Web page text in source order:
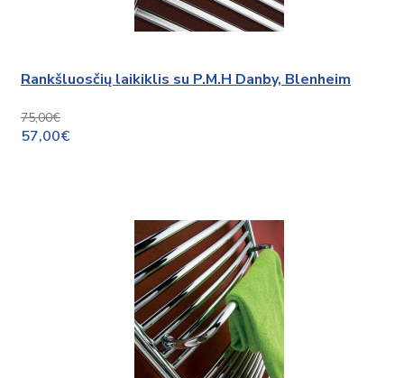
Rankšluosčių laikiklis su P.M.H Danby, Blenheim
75,00€
57,00€